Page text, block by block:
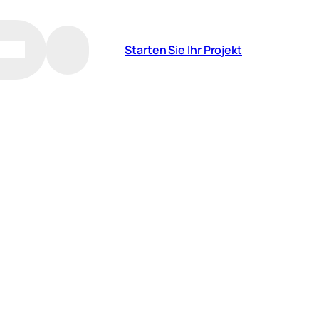
Starten Sie Ihr Projekt